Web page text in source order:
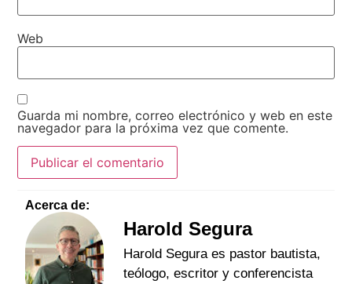
Web
Guarda mi nombre, correo electrónico y web en este
navegador para la próxima vez que comente.
Acerca de:
Harold Segura
Harold Segura es pastor bautista,
teólogo, escritor y conferencista